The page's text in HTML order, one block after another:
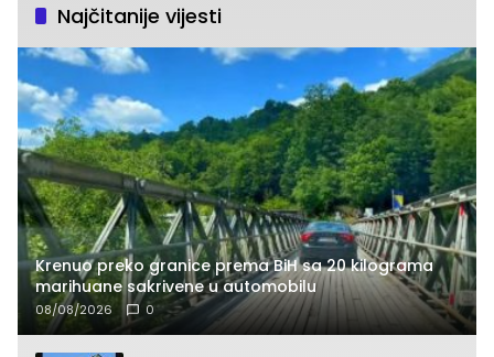
Najčitanije vijesti
Krenuo preko granice prema BiH sa 20 kilograma
marihuane sakrivene u automobilu
08/08/2026 0